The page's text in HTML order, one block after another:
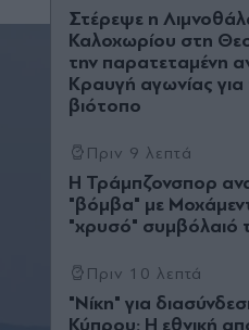
Στέρεψε η
Καλοχωρίου στη
την παρατεταμένη
Κραυγή αγωνίας για
βιότοπο
Πριν 9 λεπτά
Η Τράμπζονσπορ
"βόμβα" με
"χρυσό" συμβόλαιό
Πριν 10 λεπτά
"Νίκη" για
Κύπρου: Η εθνική